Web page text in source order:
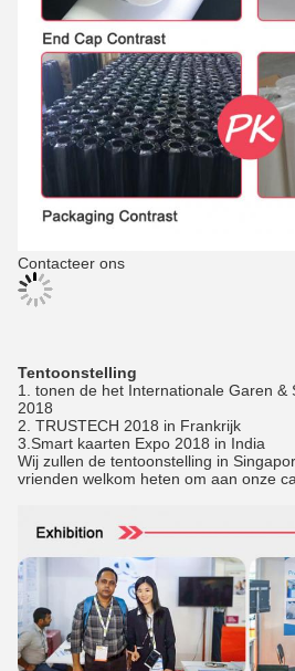
Contacteer ons
Tentoonstelling
1. tonen de het Internationale Garen &
2018
2. TRUSTECH 2018 in Frankrijk
3.Smart kaarten Expo 2018 in India
Wij zullen de tentoonstelling in
vrienden welkom heten om aan onze